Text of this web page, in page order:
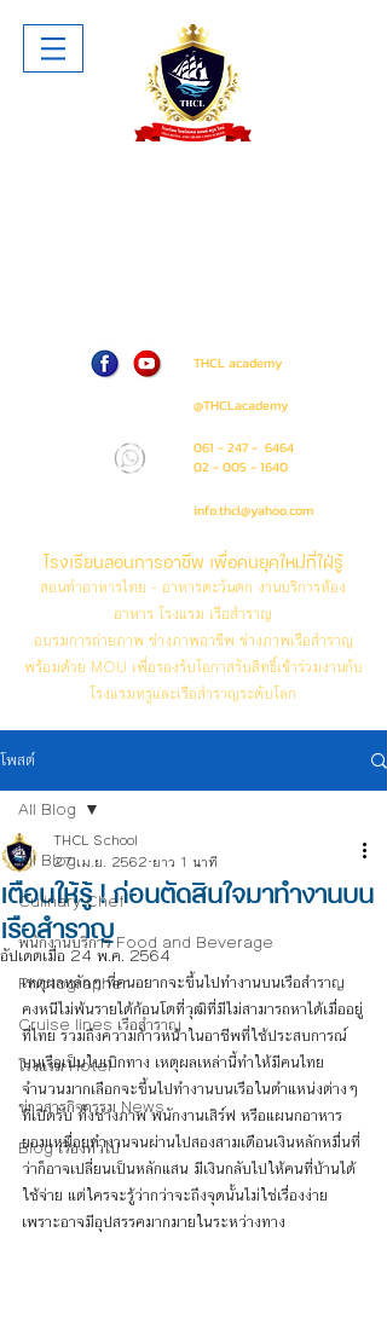
THCL academy
@THCLacademy
061 - 247 - 6464
02 - 005 - 1640
info.thcl@yahoo.com
โรงเรียนสอนการอาชีพ เพื่อคนยุคใหม่ที่ใฝ่รู้
สอนทำอาหารไทย - อาหารตะวันตก งานบริการห้อง
อาหาร โรงแรม เรือสำราญ
อบรมการถ่ายภาพ ช่างภาพอาชีพ ช่างภาพเรือสำราญ
พร้อมด้วย MOU เพื่อรองรับโอกาสรับสิทธิ์เข้าร่วมงานกับ
โรงแรมหรูและเรือสำราญระดับโลก
โพสต์
All Blog
Culinary Chef
พนักงานบริการ Food and Beverage
Photographer
Cruise lines เรือสำราญ
โรงแรม Hotel
ข่าวสารกิจกรรม News
Blog เรื่องทั่วไป
All Blog
เตือนให้รู้ ! ก่อนตัดสินใจมาทำงานบน
เรือสำราญ
THCL School
27 เม.ย. 2562 ยาว 1 นาที
อัปเดตเมื่อ 24 พ.ค. 2564
เหตุผลหลักๆ ที่คนอยากจะขึ้นไปทำงานบนเรือสำราญ
คงหนีไม่พ้นรายได้ก้อนโตที่วุฒิที่มีไม่สามารถหาได้เมื่ออยู่
ที่ไทย รวมถึงความก้าวหน้าในอาชีพที่ใช้ประสบการณ์
บนเรือเป็นใบเบิกทาง เหตุผลเหล่านี้ทำให้มีคนไทย
จำนวนมากเลือกจะขึ้นไปทำงานบนเรือในตำแหน่งต่างๆ
ที่เปิดรับ ทั้งช่างภาพ พนักงานเสิร์ฟ หรือแผนกอาหาร
ยอมเหนื่อยทำงานจนผ่านไปสองสามเดือนเงินหลักหมื่นที่
ว่าก็อาจเปลี่ยนเป็นหลักแสน มีเงินกลับไปให้คนที่บ้านได้
ใช้จ่าย แต่ใครจะรู้ว่ากว่าจะถึงจุดนั้นไม่ใช่เรื่องง่าย
เพราะอาจมีอุปสรรคมากมายในระหว่างทาง